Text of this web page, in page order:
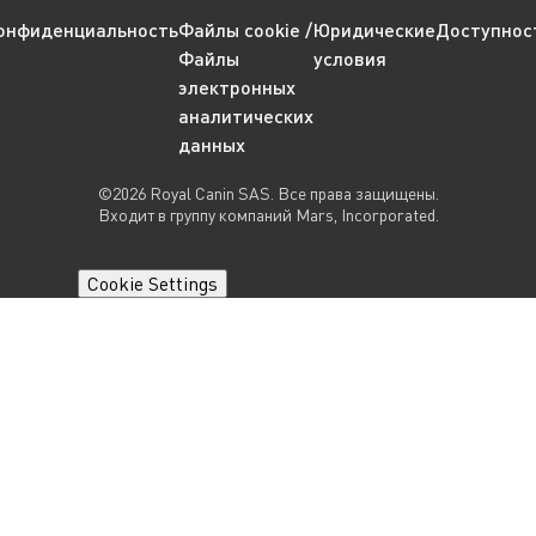
Файлы cookie /
Файлы
электронных
аналитических
данных
Юридические
условия
©2026 Royal Canin SAS. Все права защищены.
Входит в группу компаний Mars, Incorporated.
Cookie Settings